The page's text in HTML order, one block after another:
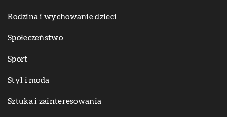
Rodzina i wychowanie dzieci
Społeczeństwo
Sport
Styl i moda
Sztuka i zainteresowania